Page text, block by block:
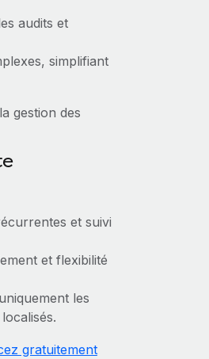
audits et
simplifiant
gestion des
et suivi
et flexibilité
les
gratuitement